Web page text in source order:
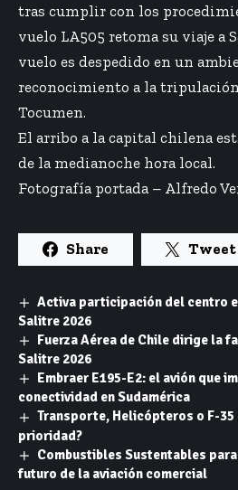
tras cumplir con los
vuelo LA505 retoma su viaje a
vuelo es despedido en un
reconocimiento a la
Tocumen.
El arribo a la capital chilena
de la medianoche hora local.
Fotografía portada – Alfredo
Share Tweet
Activa participación del centro
Salitre 2026
Fuerza Aérea de Chile dirige la
Salitre 2026
Embraer E195-E2: el avión que
conectividad en Sudamérica
Transporte, Helicópteros o F-35
prioridad?
Combustibles Sustentables
futuro de la aviación comercial